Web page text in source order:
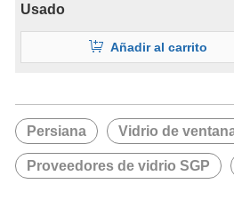
Usado
Añadir al carrito
Persiana Vidrio de
Proveedores de vidrio SGP